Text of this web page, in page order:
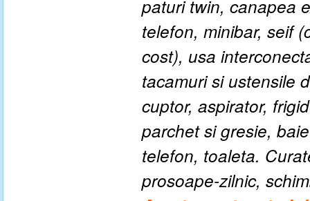
paturi twin, canapea
telefon, minibar, seif
cost), usa
tacamuri si ustensile
cuptor, aspirator,
parchet si gresie,
telefon, toaleta.
prosoape-zilnic,